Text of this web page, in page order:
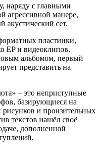
наряду с главными
агрессивной манере,
акустический сет.
пластинки,
EP и видеоклипов.
альбомом, первый
представить на
– это неприступные
базирующиеся на
и пронзительных
текстов нашёл своё
дополненной